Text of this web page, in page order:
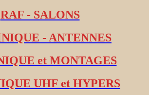
RAF - SALONS
- ANTENNES
et MONTAGES
UHF et HYPERS